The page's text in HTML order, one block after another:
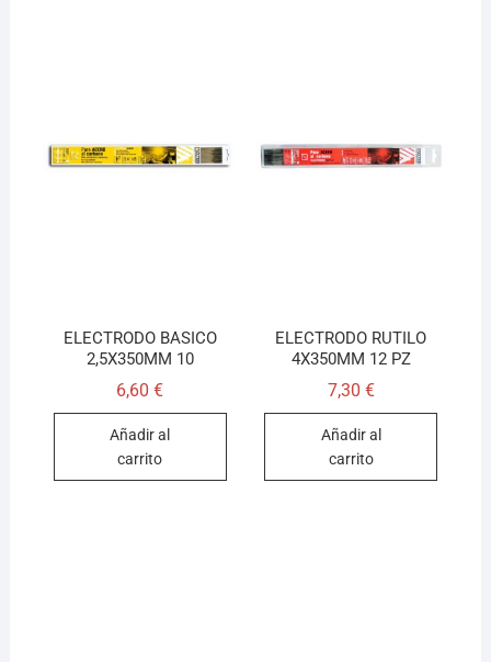
ELECTRODO BASICO
2,5X350MM 10
6,60€
Añadir al
carrito
ELECTRODO RUTILO
4X350MM 12 PZ
7,30 €
Añadir al
carrito